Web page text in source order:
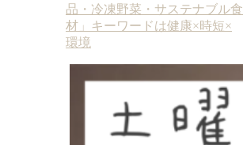
品・冷凍野菜・サステナブル食
材」キーワードは健康×時短×
環境